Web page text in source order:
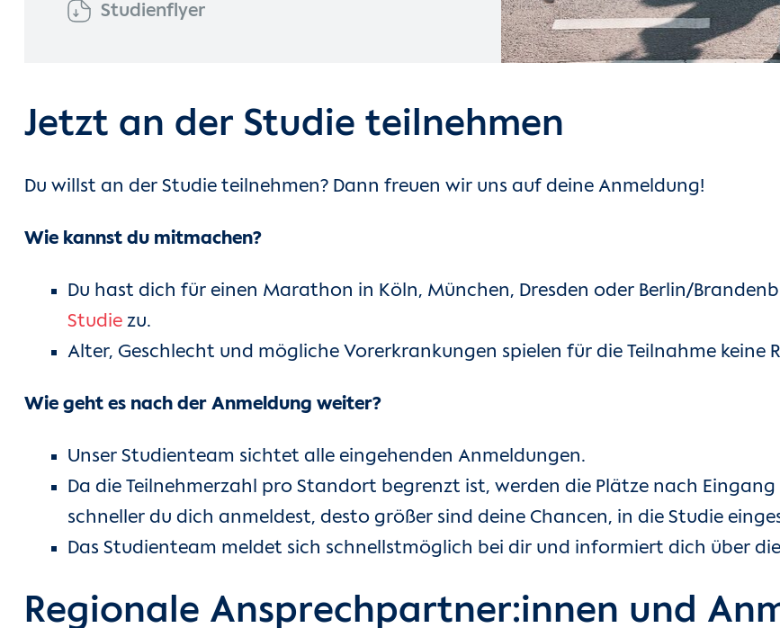
Studienflyer
Jetzt an der Studie teilnehmen
Du willst an der Studie teilnehmen? Dann freuen wir uns auf deine Anmeldung!
Wie kannst du mitmachen?
Du hast dich für einen Marathon in Köln, München, Dresden oder Berlin/
Studie zu.
Alter, Geschlecht und mögliche Vorerkrankungen spielen für die Teilnahme keine
Wie geht es nach der Anmeldung weiter?
Unser Studienteam sichtet alle eingehenden Anmeldungen.
Da die Teilnehmerzahl pro Standort begrenzt ist, werden die Plätze nach
schneller du dich anmeldest, desto größer sind deine Chancen, in die Studie
Das Studienteam meldet sich schnellstmöglich bei dir und informiert dich über
Regionale Ansprechpartner:innen und